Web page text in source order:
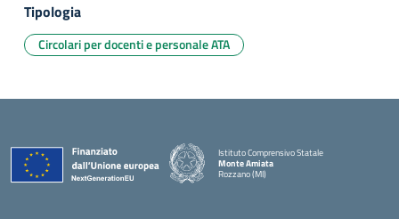
Tipologia
Circolari per docenti e personale ATA
Istituto Comprensivo Statale
Monte Amiata
Rozzano (MI)